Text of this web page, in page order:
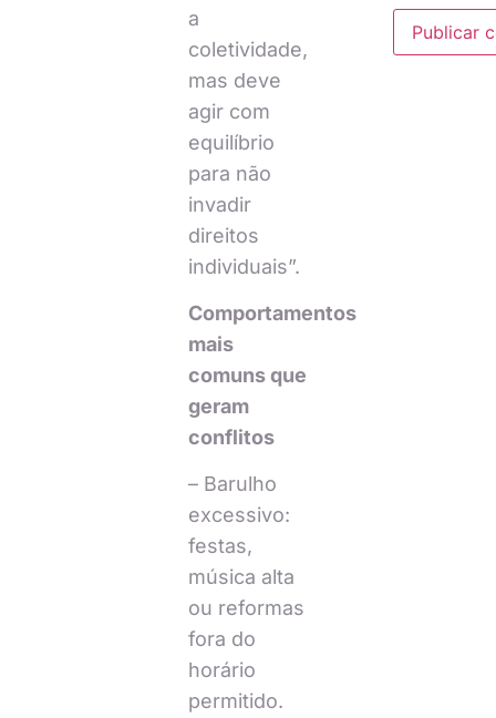
a
coletividade,
mas deve
agir com
equilíbrio
para não
invadir
direitos
individuais”.
Comportamentos
mais
comuns que
geram
conflitos
– Barulho
excessivo:
festas,
música alta
ou reformas
fora do
horário
permitido.